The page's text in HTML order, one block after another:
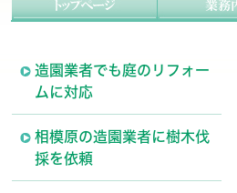
造園業者でも庭のリフォー
ムに対応
相模原の造園業者に樹木伐
採を依頼